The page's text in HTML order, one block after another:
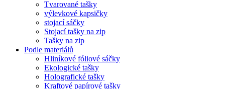
Tvarované tašky
výlevkové kapsičky
stojací sáčky
Stojací tašky na zip
Tašky na zip
Podle materiálů
Hliníkové fóliové sáčky
Ekologické tašky
Holografické tašky
Kraftové papírové tašky